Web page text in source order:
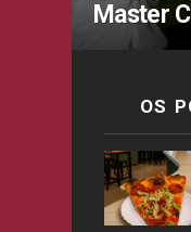
Master
OS